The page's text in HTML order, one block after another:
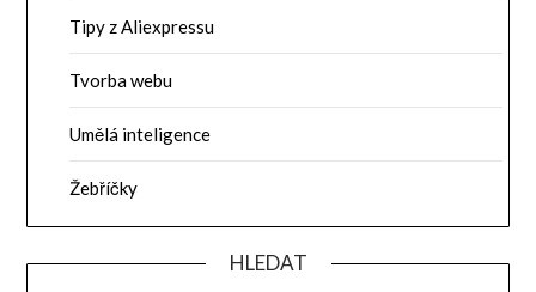
Tipy z Aliexpressu
Tvorba webu
Umělá inteligence
Žebříčky
HLEDAT